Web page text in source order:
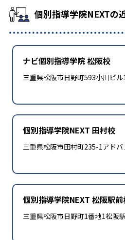
個別指導学院NEXTの
ナビ個別指導学院 松阪校
三重県松阪市日野町593小川ビル
個別指導学院NEXT 田村校
三重県松阪市田村町235-1アド
個別指導学院NEXT 松阪駅
三重県松阪市日野町1番地1松阪